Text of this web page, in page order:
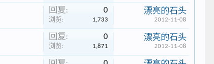
回复: 0
浏览: 1,733
漂亮的石头
2012-11-08
回复: 0
浏览: 1,871
漂亮的石头
2012-11-08